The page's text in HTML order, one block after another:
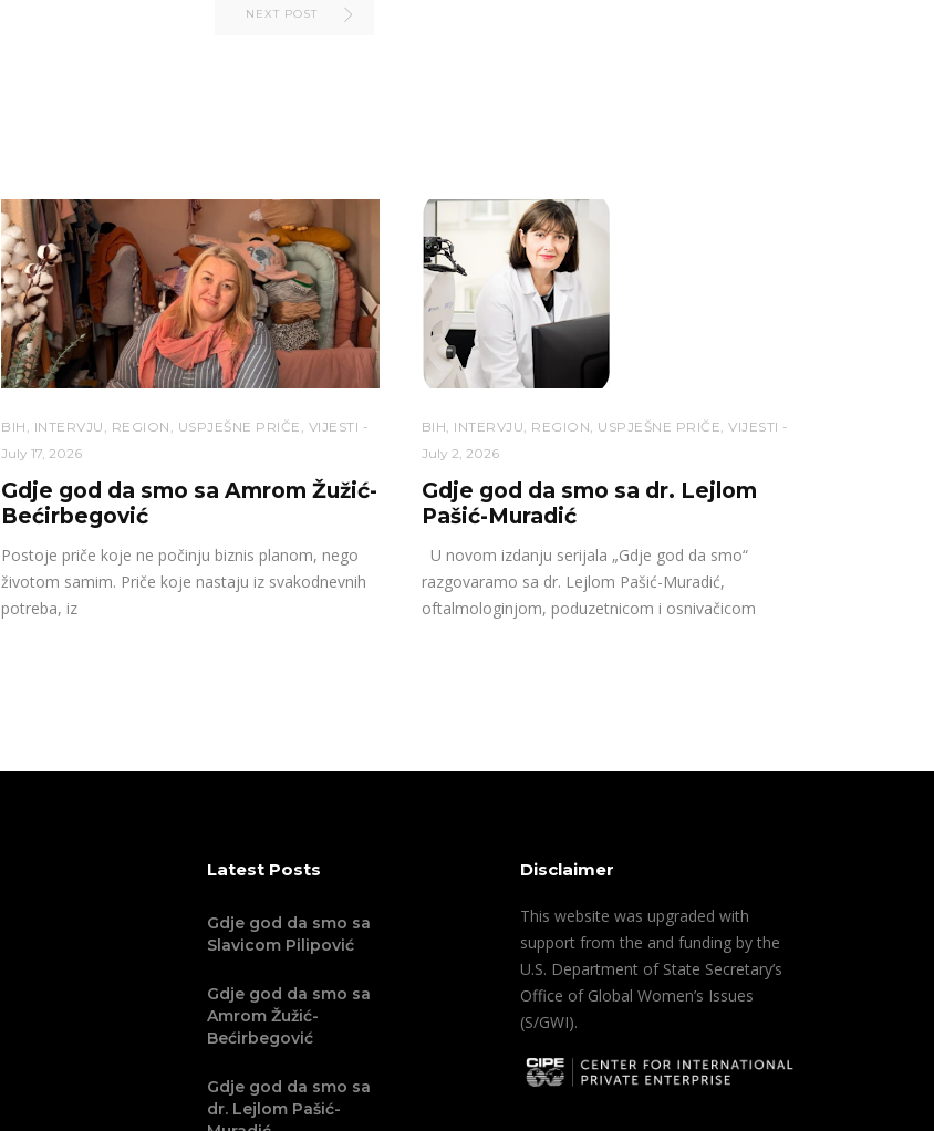
NEXT POST
BIH , INTERVJU , REGION , USPJEŠNE PRIČE , VIJESTI
July 17, 2026
Gdje god da smo sa Amrom Žužić-
Bećirbegović
Postoje priče koje ne počinju biznis planom, nego
životom samim. Priče koje nastaju iz svakodnevnih
potreba, iz
BIH, INTERVJU, REGION, USPJEŠNE PRIČE,VIJESTI
July 2, 2026
Gdje god da smo sa dr. Lejlom
Pašić-Muradić
U novom izdanju serijala „Gdje god da smo“
razgovaramo sa dr. Lejlom Pašić-Muradić,
oftalmologinjom, poduzetnicom i osnivačicom
Latest Posts
Gdje god da smo sa
Slavicom Pilipović
Gdje god da smo sa
Amrom Žužić-
Bećirbegović
Gdje god da smo sa
dr. Lejlom Pašić-
Disclaimer
This website was upgraded with
support from the and funding by the
U.S. Department of State Secretary’s
Office of Global Women’s Issues
(S/GWI).